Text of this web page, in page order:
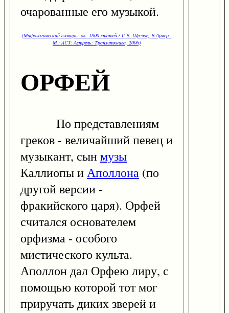
очарованные его музыкой.
(Мифологический словарь: ок. 1800 статей / Г.В. Щеглов, В.Арчер -
М.: ACT: Астрель: Транзиткнига, 2006)
ОРФЕЙ
По представлениям
греков - величайший певец и
музыкант, сынмузы
Каллиопы иАполлона (по
другой версии -
фракийского царя). Орфей
считался основателем
орфизма - особого
мистического культа.
Аполлон дал Орфею лиру, с
помощью которой тот мог
приручать диких зверей и